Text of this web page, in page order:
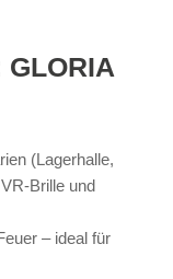
(Lagerhalle,
Brille und
– ideal für